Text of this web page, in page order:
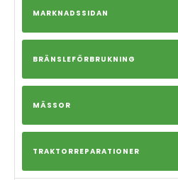
MARKNADSSIDAN
BRÄNSLEFÖRBRUKNING
MÄSSOR
TRAKTORREPARATIONER